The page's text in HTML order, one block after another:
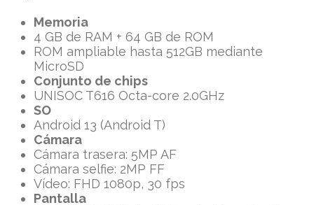
Memoria
4 GB de RAM + 64 GB de ROM
ROM ampliable hasta 512GB mediante
MicroSD
Conjunto de chips
UNISOC T616 Octa-core 2.0GHz
SO
Android 13 (Android T)
Cámara
Cámara trasera: 5MP AF
Cámara selfie: 2MP FF
Vídeo: FHD 1080p, 30 fps
Pantalla